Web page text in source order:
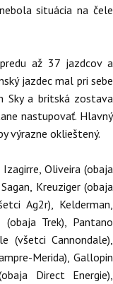
nebola situácia na čele
až 37 jazdcov a
jazdec mal pri sebe
Sky a britská zostava
nastupovať. Hlavný
výrazne oklieštený.
Oliveira (obaja
Kreuziger (obaja
Ag2r), Kelderman,
Trek), Pantano
(všetci Cannondale),
Merida), Gallopin
Direct Energie),